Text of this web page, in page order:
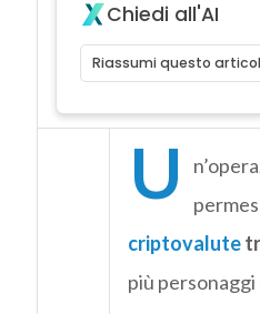
Chiedi all'AI
Riassumi questo
U
criptovalute
più